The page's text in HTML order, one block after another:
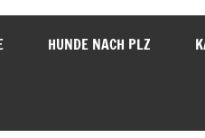
HUNDE NACH PLZ